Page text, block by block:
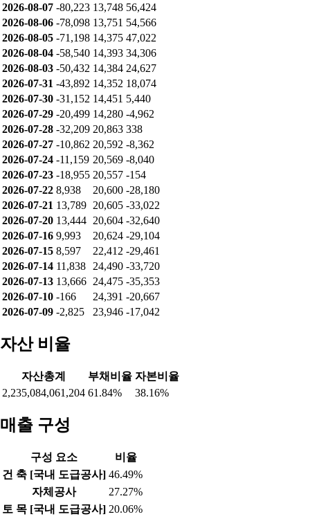
2026-08-07 -80,223 13,748 56,424
2026-08-06 -78,098 13,751 54,566
2026-08-05 -71,198 14,375 47,022
2026-08-04 -58,540 14,393 34,306
2026-08-03 -50,432 14,384 24,627
2026-07-31 -43,892 14,352 18,074
2026-07-30 -31,152 14,451 5,440
2026-07-29 -20,499 14,280 -4,962
2026-07-28 -32,209 20,863 338
2026-07-27 -10,862 20,592 -8,362
2026-07-24 -11,159 20,569 -8,040
2026-07-23 -18,955 20,557 -154
2026-07-22 8,938 20,600 -28,180
2026-07-21 13,789 20,605 -33,022
2026-07-20 13,444 20,604 -32,640
2026-07-16 9,993 20,624 -29,104
2026-07-15 8,597 22,412 -29,461
2026-07-14 11,838 24,490 -33,720
2026-07-13 13,666 24,475 -35,353
2026-07-10 -166 24,391 -20,667
2026-07-09 -2,825 23,946 -17,042
자산 비율
자산총계 부채비율 자본비율
2,235,084,061,204 61.84% 38.16%
매출 구성
구성 요소
비율
건 축 [국내 도급공사] 46.49%
자체공사
27.27%
토 목 [국내 도급공사] 20.06%